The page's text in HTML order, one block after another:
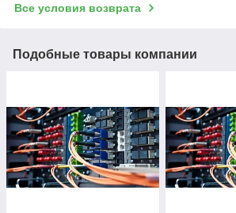
Все условия возврата
Подобные товары компании